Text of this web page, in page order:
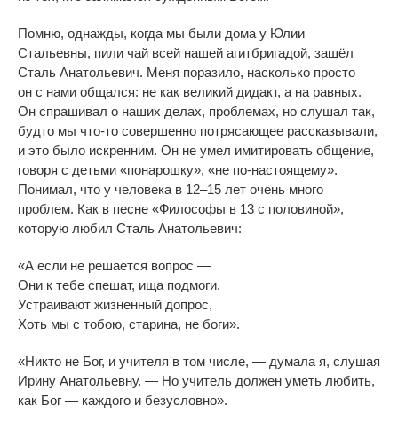
Помню, однажды, когда мы были дома у Юлии
Стальевны, пили чай всей нашей агитбригадой, зашёл
Сталь Анатольевич. Меня поразило, насколько просто
он с нами общался: не как великий дидакт, а на равных.
Он спрашивал о наших делах, проблемах, но слушал так,
будто мы что-то совершенно потрясающее рассказывали,
и это было искренним. Он не умел имитировать общение,
говоря с детьми «понарошку», «не по-настоящему».
Понимал, что у человека в 12–15 лет очень много
проблем. Как в песне «Философы в 13 с половиной»,
которую любил Сталь Анатольевич:
«А если не решается вопрос —
Они к тебе спешат, ища подмоги.
Устраивают жизненный допрос,
Хоть мы с тобою, старина, не боги».
«Никто не Бог, и учителя в том числе, — думала я, слушая
Ирину Анатольевну. — Но учитель должен уметь любить,
как Бог — каждого и безусловно».